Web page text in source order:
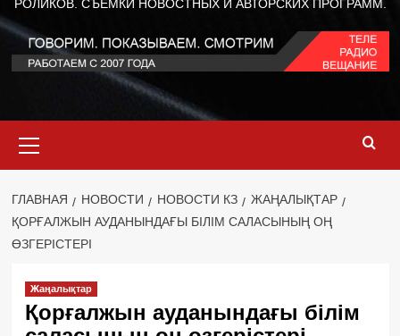
РОЛИКОВ. СЪЁМКИ НОВОСТНЫХ И АВТОРСКИХ ПРОГРАММ.
меню
ГЛАВНАЯ НОВОСТИ НОВОСТИ КЗ
ЖАҢАЛЫҚТАР
ҚОРҒАЛЖЫН АУДАНЫНДАҒЫ БІЛІМ САЛАСЫНЫҢ ОҢ
ӨЗГЕРІСТЕРІ
Жаңалықтар
Қорғалжын ауданындағы білім